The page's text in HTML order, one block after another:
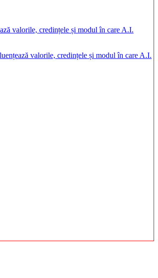
valorile, credințele și modul în care A.I.